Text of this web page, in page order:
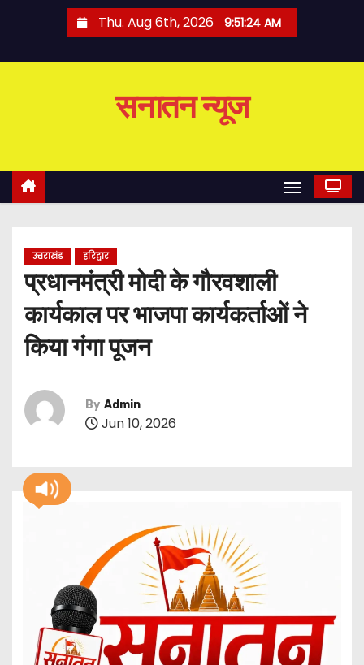
o
Thu. Aug 6th, 2026 9:51:25 AM
सनातन न्यूज
उत्तराखंड हरिद्वार
प्रधानमंत्री मोदी के गौरवशाली
कार्यकाल पर भाजपा कार्यकर्ताओं ने
किया गंगा पूजन
By Admin
Jun 10, 2026